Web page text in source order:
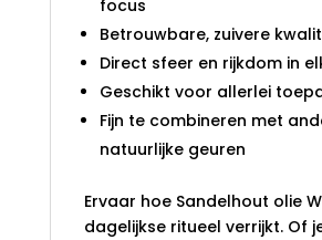
focus
Betrouwbare, zuivere
Direct sfeer en rijkdom in
Geschikt voor allerlei
Fijn te combineren met
natuurlijke geuren
Ervaar hoe Sandelhout olie
dagelijkse ritueel verrijkt. Of